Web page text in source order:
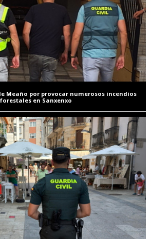
Meaño por provocar numerosos incendios
forestales en Sanxenxo